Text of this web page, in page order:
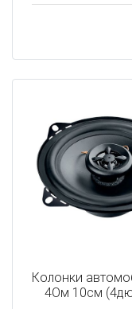
Колонки
4Ом 10см